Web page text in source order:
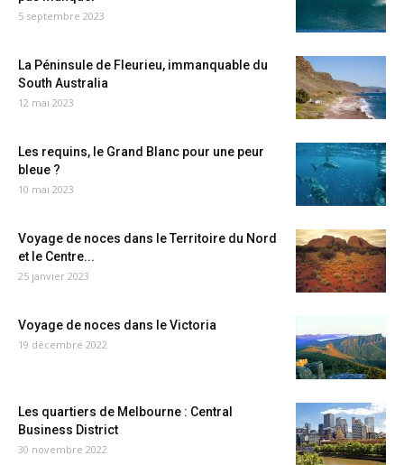
5 septembre 2023
La Péninsule de Fleurieu, immanquable du
South Australia
12 mai 2023
Les requins, le Grand Blanc pour une peur
bleue ?
10 mai 2023
Voyage de noces dans le Territoire du Nord
et le Centre...
25 janvier 2023
Voyage de noces dans le Victoria
19 décembre 2022
Les quartiers de Melbourne : Central
Business District
30 novembre 2022